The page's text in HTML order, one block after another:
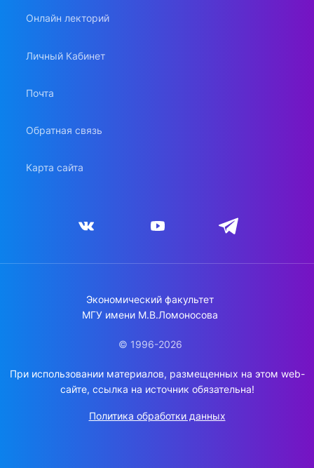
Онлайн лекторий
Личный Кабинет
Почта
Обратная связь
Карта сайта
Экономический факультет
МГУ имени М.В.Ломоносова
© 1996-2026
При использовании материалов, размещенных на этом web-
сайте, ссылка на источник обязательна!
Политика обработки данных